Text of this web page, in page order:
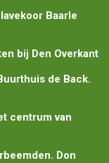
Baarle
bij Den Overkant
de Back.
centrum van
Don